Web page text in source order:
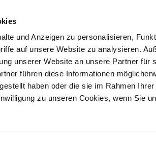
und Anzeigen zu personalisieren,
auf unsere Website zu analysieren.
unserer Website an unsere Partner für
führen diese Informationen
haben oder die sie im Rahmen
zu unseren Cookies, wenn Sie
STARTSEITE